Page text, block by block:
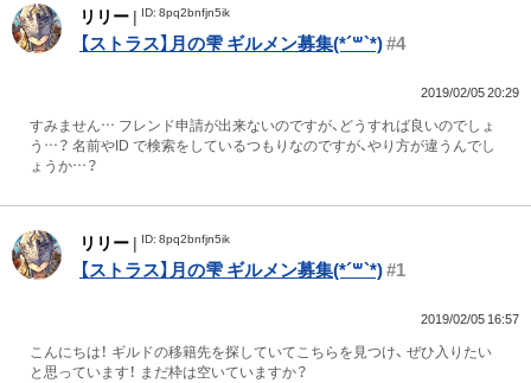
リリー | ID: 8pq2bnfjn5ik
【ストラス】月の雫 ギルメン募集(*´꒳`*)#4
2019/02/05 20:29
すみません… フレンド申請が出来ないのですが、どうすれば良いのでしょ
う…？ 名前やID で検索をしているつもりなのですが、やり方が違うんでし
ょうか…？
リリー | ID: 8pq2bnfjn5ik
【ストラス】月の雫 ギルメン募集(*´꒳`*)#1
2019/02/05 16:57
こんにちは！ ギルドの移籍先を探していてこちらを見つけ、 ぜひ入りたい
と思っています！ まだ枠は空いていますか？